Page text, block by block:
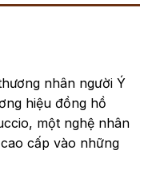
nhân người Ý
hiệu đồng hồ
một nghệ nhân
cấp vào những